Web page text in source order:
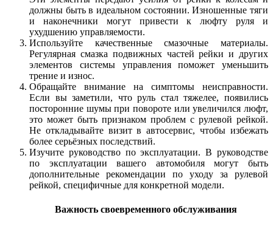
должны быть в идеальном состоянии. Изношенные тяги
и наконечники могут привести к люфту руля и
ухудшению управляемости.
Используйте качественные смазочные материалы.
Регулярная смазка подвижных частей рейки и других
элементов системы управления поможет уменьшить
трение и износ.
Обращайте внимание на симптомы неисправности.
Если вы заметили, что руль стал тяжелее, появились
посторонние шумы при повороте или увеличился люфт,
это может быть признаком проблем с рулевой рейкой.
Не откладывайте визит в автосервис, чтобы избежать
более серьёзных последствий.
Изучите руководство по эксплуатации. В руководстве
по эксплуатации вашего автомобиля могут быть
дополнительные рекомендации по уходу за рулевой
рейкой, специфичные для конкретной модели.
Важность своевременного обслуживания